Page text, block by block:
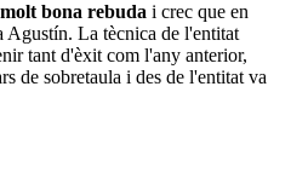
molt bona rebuda i crec que en
Agustín. La tècnica de l'entitat
tant d'èxit com l'any anterior,
de sobretaula i des de l'entitat va